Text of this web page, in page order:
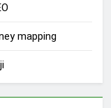
mapping